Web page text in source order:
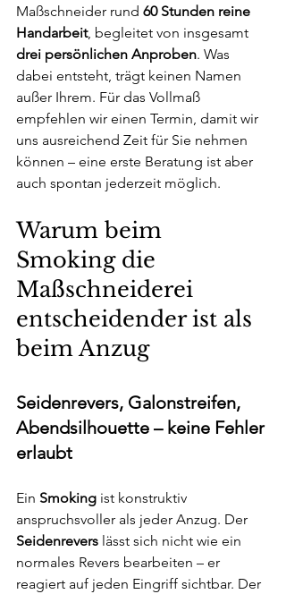
Maßschneider rund 60 Stunden reine
Handarbeit, begleitet von insgesamt
drei persönlichen Anproben. Was
dabei entsteht, trägt keinen Namen
außer Ihrem. Für das Vollmaß
empfehlen wir einen Termin, damit wir
uns ausreichend Zeit für Sie nehmen
können – eine erste Beratung ist aber
auch spontan jederzeit möglich.
Warum beim
Smoking die
Maßschneiderei
entscheidender ist als
beim Anzug
Seidenrevers, Galonstreifen,
Abendsilhouette – keine Fehler
erlaubt
Ein Smoking ist konstruktiv
anspruchsvoller als jeder Anzug. Der
Seidenrevers lässt sich nicht wie ein
normales Revers bearbeiten – er
reagiert auf jeden Eingriff sichtbar. Der